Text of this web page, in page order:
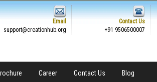
Email
support@creationhub.org
Contact Us
+91 9506500007
Career Contact Us Blog